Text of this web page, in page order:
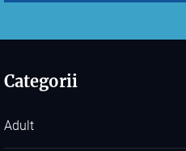
Categorii
Adult